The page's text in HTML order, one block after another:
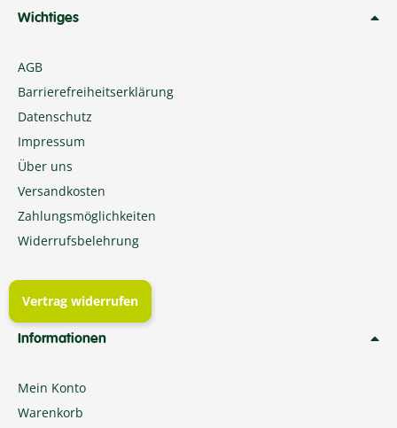
Wichtiges
AGB
Barrierefreiheitserklärung
Datenschutz
Impressum
Über uns
Versandkosten
Zahlungsmöglichkeiten
Widerrufsbelehrung
Vertrag widerrufen
Informationen
Mein Konto
Warenkorb